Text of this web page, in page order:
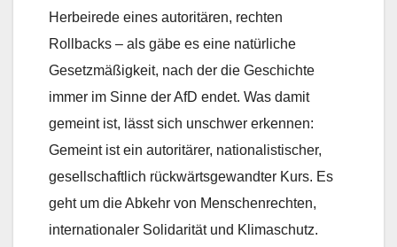
Herbeirede eines autoritären, rechten
Rollbacks – als gäbe es eine natürliche
Gesetzmäßigkeit, nach der die Geschichte
immer im Sinne der AfD endet. Was damit
gemeint ist, lässt sich unschwer erkennen:
Gemeint ist ein autoritärer, nationalistischer,
gesellschaftlich rückwärtsgewandter Kurs. Es
geht um die Abkehr von Menschenrechten,
internationaler Solidarität und Klimaschutz.